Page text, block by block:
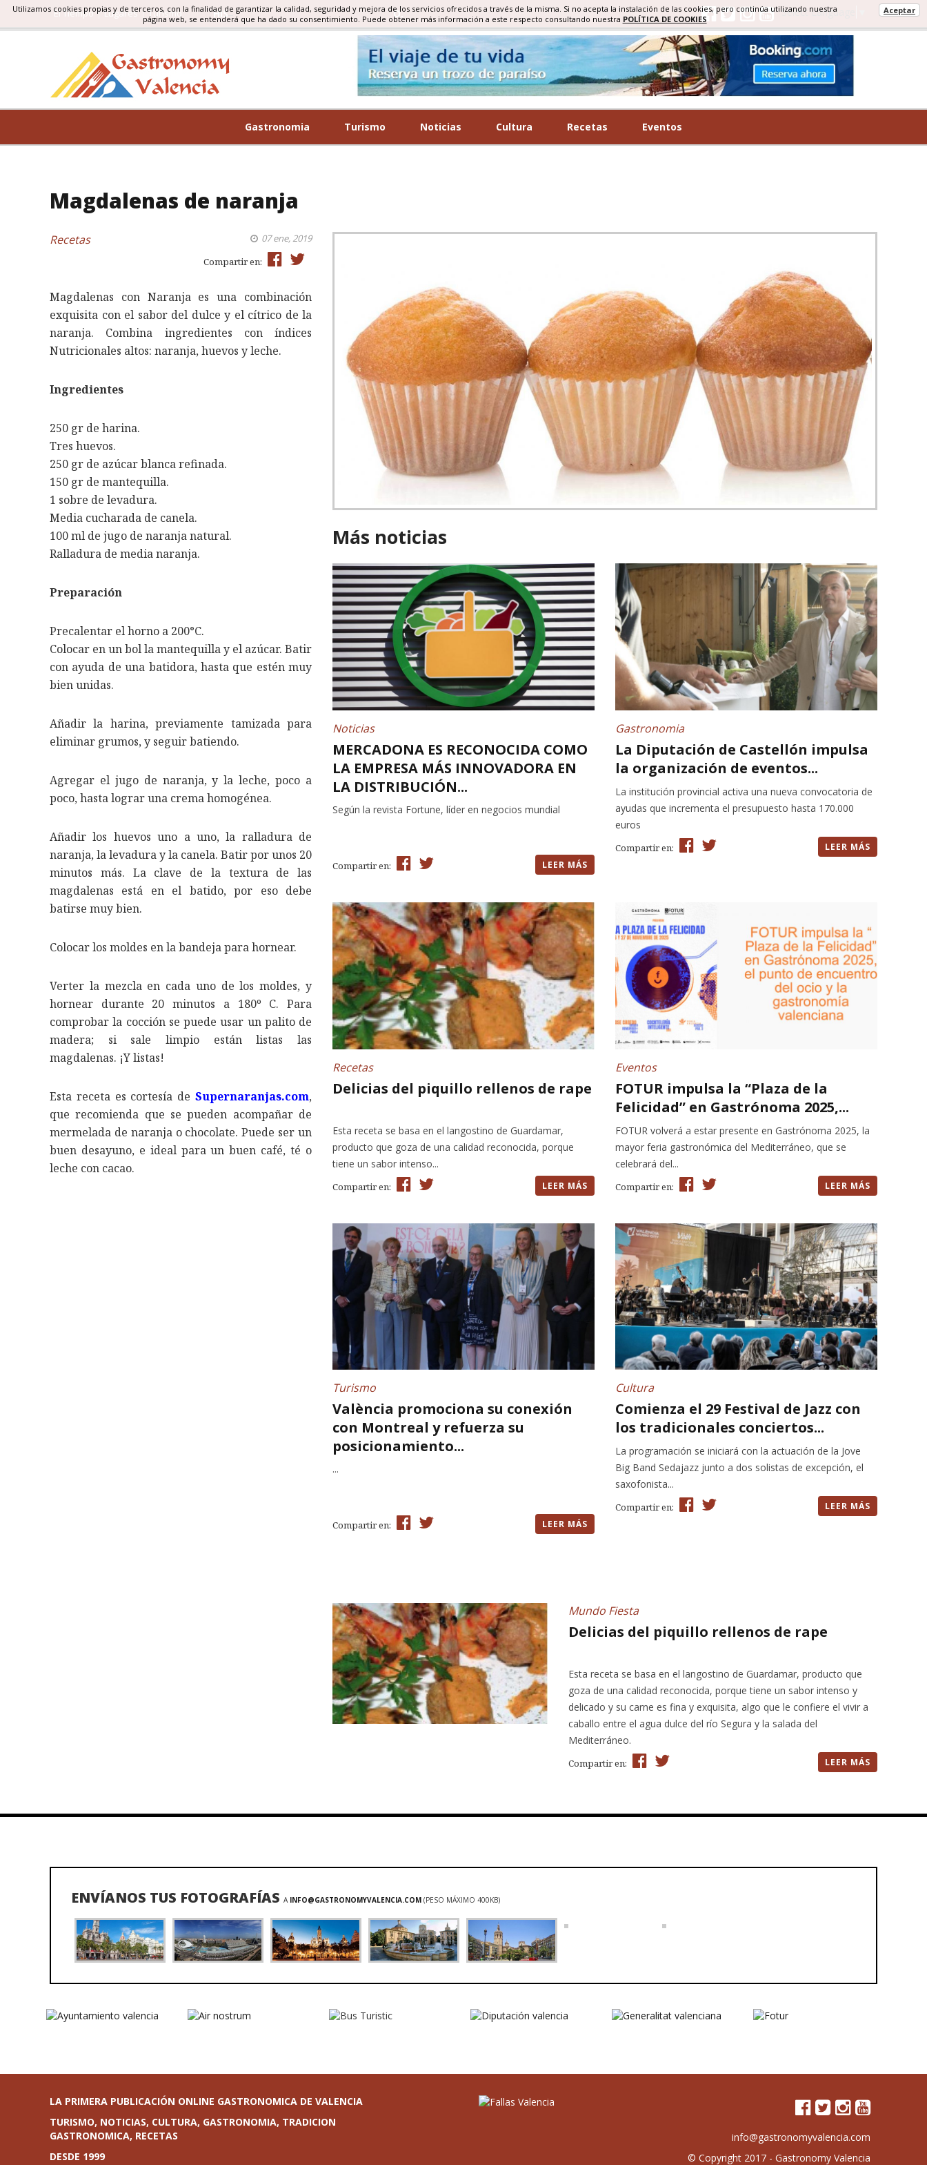
El Tiempo Lugares Turismo HISTORIA GASTROMNOMICA, TURISMO, GASTRONOMICO Select Language
Gastronomia Turismo Noticias Cultura Recetas Eventos
Magdalenas de naranja
Recetas
07 ene, 2019
Compartir en:
Magdalenas con Naranja es una combinación
exquisita con el sabor del dulce y el cítrico de la
naranja. Combina ingredientes con índices
Nutricionales altos: naranja, huevos y leche.
Ingredientes
250 gr de harina.
Tres huevos.
250 gr de azúcar blanca refinada.
150 gr de mantequilla.
1 sobre de levadura.
Media cucharada de canela.
100 ml de jugo de naranja natural.
Ralladura de media naranja.
Preparación
Precalentar el horno a 200°C.
Colocar en un bol la mantequilla y el azúcar. Batir
con ayuda de una batidora, hasta que estén muy
bien unidas.
Añadir la harina, previamente tamizada para
eliminar grumos, y seguir batiendo.
Agregar el jugo de naranja, y la leche, poco a
poco, hasta lograr una crema homogénea.
Añadir los huevos uno a uno, la ralladura de
naranja, la levadura y la canela. Batir por unos 20
minutos más. La clave de la textura de las
magdalenas está en el batido, por eso debe
batirse muy bien.
Colocar los moldes en la bandeja para hornear.
Verter la mezcla en cada uno de los moldes, y
hornear durante 20 minutos a 180º C. Para
comprobar la cocción se puede usar un palito de
madera; si sale limpio están listas las
magdalenas. ¡Y listas!
Esta receta es cortesía de Supernaranjas.com,
que recomienda que se pueden acompañar de
mermelada de naranja o chocolate. Puede ser un
buen desayuno, e ideal para un buen café, té o
leche con cacao.
Más noticias
Noticias
MERCADONA ES RECONOCIDA COMO
LA EMPRESA MÁS INNOVADORA EN
LA DISTRIBUCIÓN...
Según la revista Fortune, líder en negocios mundial
Compartir en: LEER MÁS
Gastronomia
La Diputación de Castellón impulsa
la organización de eventos...
La institución provincial activa una nueva convocatoria de
ayudas que incrementa el presupuesto hasta 170.000
euros
Compartir en: LEER MÁS
Recetas
Delicias del piquillo rellenos de rape
Esta receta se basa en el langostino de Guardamar,
producto que goza de una calidad reconocida, porque
tiene un sabor intenso...
Compartir en: LEER MÁS
Eventos
FOTUR impulsa la “Plaza de la
Felicidad” en Gastrónoma 2025,...
FOTUR volverá a estar presente en Gastrónoma 2025, la
mayor feria gastronómica del Mediterráneo, que se
celebrará del...
Compartir en: LEER MÁS
Turismo
València promociona su conexión
con Montreal y refuerza su
posicionamiento...
...
Compartir en: LEER MÁS
Cultura
Comienza el 29 Festival de Jazz con
los tradicionales conciertos...
La programación se iniciará con la actuación de la Jove
Big Band Sedajazz junto a dos solistas de excepción, el
saxofonista...
Compartir en: LEER MÁS
Mundo Fiesta
Delicias del piquillo rellenos de rape
Esta receta se basa en el langostino de Guardamar, producto que
goza de una calidad reconocida, porque tiene un sabor intenso y
delicado y su carne es fina y exquisita, algo que le confiere el vivir a
caballo entre el agua dulce del río Segura y la salada del
Mediterráneo.
Compartir en: LEER MÁS
ENVÍANOS TUS FOTOGRAFÍAS A INFO@GASTRONOMYVALENCIA.COM (PESO MÁXIMO 400KB)
LA PRIMERA PUBLICACIÓN ONLINE GASTRONOMICA DE VALENCIA
TURISMO, NOTICIAS, CULTURA, GASTRONOMIA, TRADICION
GASTRONOMICA, RECETAS
DESDE 1999
info@gastronomyvalencia.com
© Copyright 2017 - Gastronomy Valencia
Utilizamos cookies propias y de terceros, con la finalidad de garantizar la calidad, seguridad y mejora de los servicios ofrecidos a través de la misma. Si no acepta la instalación de las cookies, pero continúa utilizando nuestra
página web, se entenderá que ha dado su consentimiento. Puede obtener más información a este respecto consultando nuestra POLÍTICA DE COOKIES
Aceptar